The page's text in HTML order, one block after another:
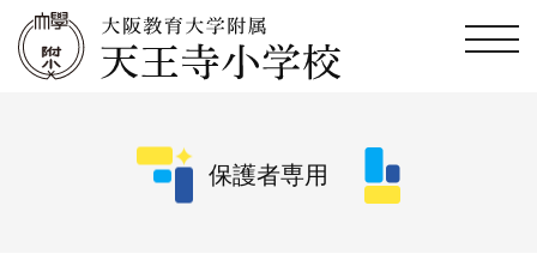
保護者専用